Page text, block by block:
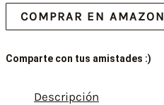
COMPRAR EN AMAZON
Comparte con tus amistades :)
Descripción